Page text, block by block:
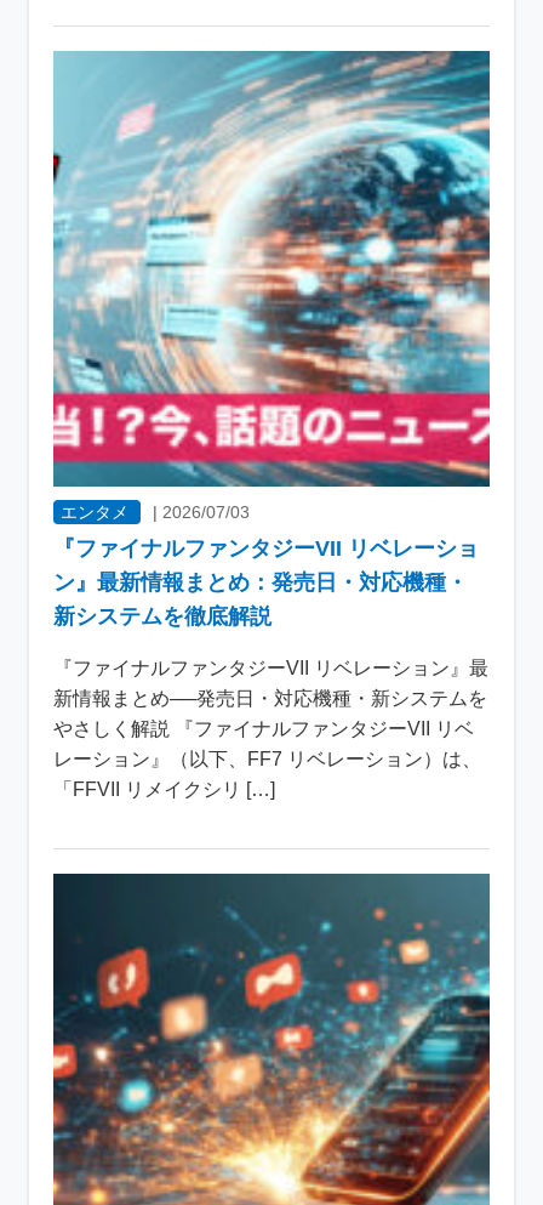
エンタメ |2026/07/03
『ファイナルファンタジーVII リベレーショ
ン』最新情報まとめ：発売日・対応機種・
新システムを徹底解説
『ファイナルファンタジーVII リベレーション』最
新情報まとめ──発売日・対応機種・新システムを
やさしく解説 『ファイナルファンタジーVII リベ
レーション』（以下、FF7 リベレーション）は、
「FFVII リメイクシリ […]